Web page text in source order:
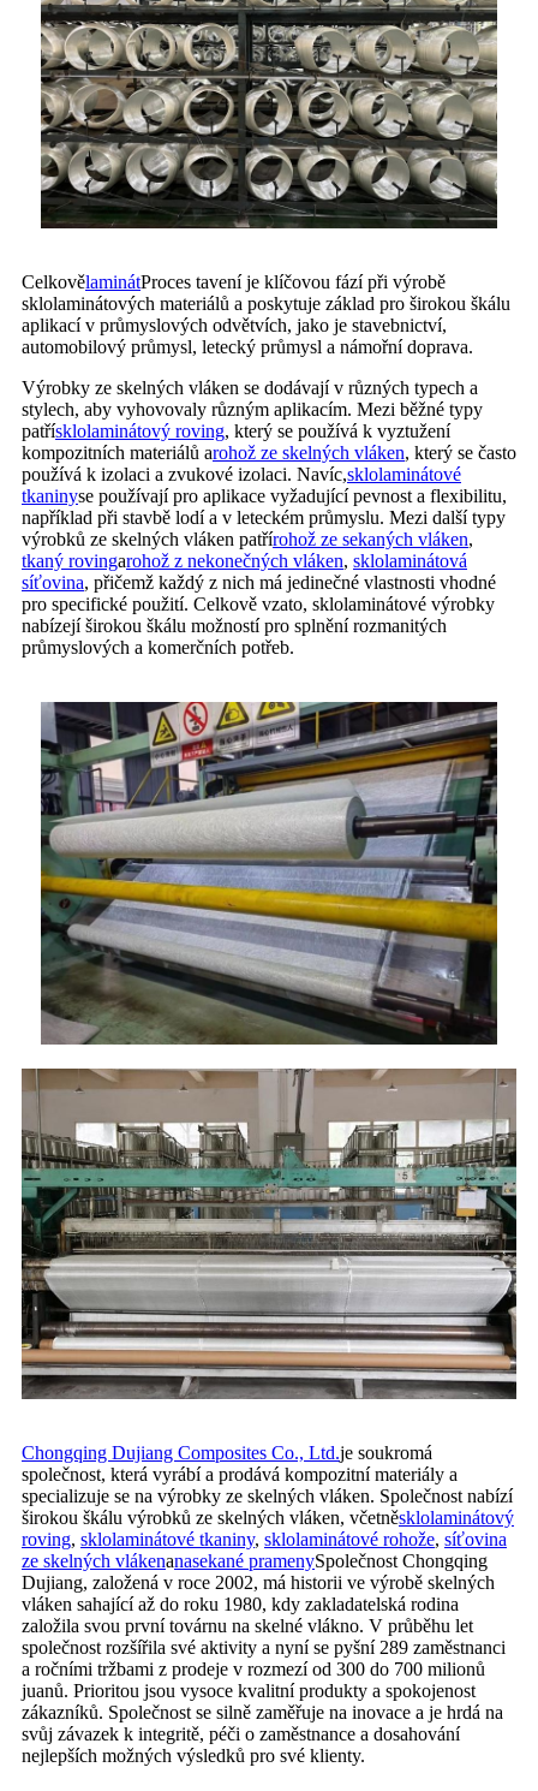
CelkovělaminátProces tavení je klíčovou fází při výrobě
sklolaminátových materiálů a poskytuje základ pro širokou škálu
aplikací v průmyslových odvětvích, jako je stavebnictví,
automobilový průmysl, letecký průmysl a námořní doprava.
Výrobky ze skelných vláken se dodávají v různých typech a
stylech, aby vyhovovaly různým aplikacím. Mezi běžné typy
patřísklolaminátový roving, který se používá k vyztužení
kompozitních materiálů arohož ze skelných vláken, který se často
používá k izolaci a zvukové izolaci. Navíc,sklolaminátové
tkaninyse používají pro aplikace vyžadující pevnost a flexibilitu,
například při stavbě lodí a v leteckém průmyslu. Mezi další typy
výrobků ze skelných vláken patřírohož ze sekaných vláken,
tkaný rovingarohož z nekonečných vláken, sklolaminátová
síťovina, přičemž každý z nich má jedinečné vlastnosti vhodné
pro specifické použití. Celkově vzato, sklolaminátové výrobky
nabízejí širokou škálu možností pro splnění rozmanitých
průmyslových a komerčních potřeb.
Chongqing Dujiang Composites Co., Ltd.je soukromá
společnost, která vyrábí a prodává kompozitní materiály a
specializuje se na výrobky ze skelných vláken. Společnost nabízí
širokou škálu výrobků ze skelných vláken, včetněsklolaminátový
roving, sklolaminátové tkaniny, sklolaminátové rohože, síťovina
ze skelných vlákenanasekané pramenySpolečnost Chongqing
Dujiang, založená v roce 2002, má historii ve výrobě skelných
vláken sahající až do roku 1980, kdy zakladatelská rodina
založila svou první továrnu na skelné vlákno. V průběhu let
společnost rozšířila své aktivity a nyní se pyšní 289 zaměstnanci
a ročními tržbami z prodeje v rozmezí od 300 do 700 milionů
juanů. Prioritou jsou vysoce kvalitní produkty a spokojenost
zákazníků. Společnost se silně zaměřuje na inovace a je hrdá na
svůj závazek k integritě, péči o zaměstnance a dosahování
nejlepších možných výsledků pro své klienty.